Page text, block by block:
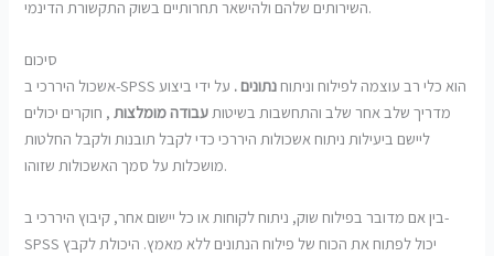
השירותים שלהם ולהישאר תחרותיים בשוק התקשורת הדינמי.
סיכום
אשכול היררכי ב-SPSS הוא כלי רב עוצמה לפילוח וניתוחנתונים . על ידי ביצוע
מדריך שלב אחר שלב והתחשבות בשיטותעבודה מומלצות, חוקרים יכולים
ליישם ביעילות ניתוח אשכולות היררכי כדי לקבל תובנות ולקבל החלטות
מושכלות על סמך האשכולות שזוהו.
בין אם מדובר בפילוח שוק, ניתוח לקוחות או כל יישום אחר, קיבוץ היררכי ב-
SPSS יכול לפתוח את הכוח של פילוח הנתונים ללא מאמץ. היכולת לקבץ